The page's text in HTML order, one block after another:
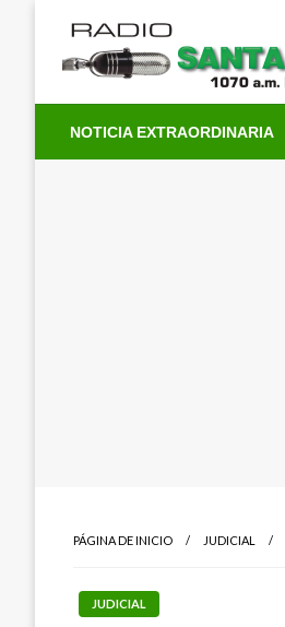
contenido
NOTICIA EXTRAORDINARIA
PÁGINA DE INICIO JUDICIAL
JUDICIAL